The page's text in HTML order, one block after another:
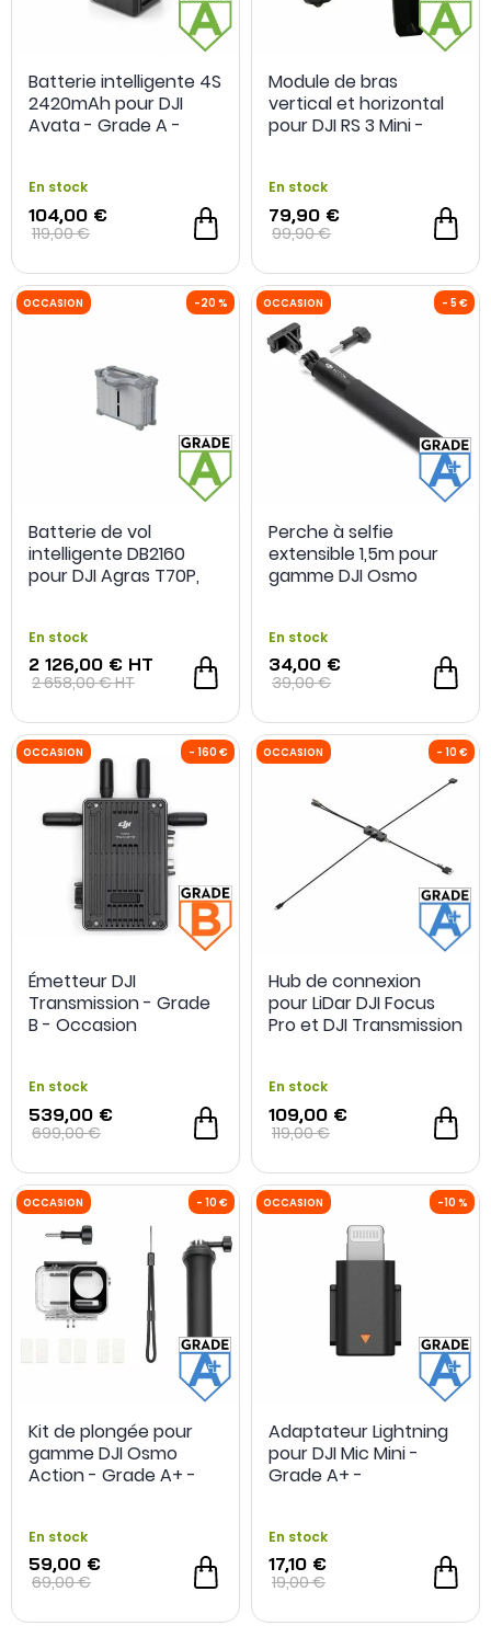
OCCASION -20 % OCCASION
OCCASION
OCCASION
Batterie intelligente 4S
2420mAh pour DJI
Avata - Grade A -
En stock
104,00 €
119,00 €
Module de bras
vertical et horizontal
pour DJI RS 3 Mini -
En stock
79,90 €
99,90 €
Batterie de vol
intelligente DB2160
pour DJI Agras T70P,
En stock
2 126,00 € HT
2 658,00 €HT
Perche à selfie
extensible 1,5m pour
gamme DJI Osmo
En stock
34,00 €
39,00 €
Émetteur DJI
Transmission - Grade
B - Occasion
En stock
539,00 €
699,00 €
Hub de connexion
pour LiDar DJI Focus
Pro et DJI Transmission
En stock
109,00 €
119,00 €
Kit de plongée pour
gamme DJI Osmo
Action - Grade A+ -
En stock
59,00 €
69,00 €
Adaptateur Lightning
pour DJI Mic Mini -
Grade A+ -
En stock
17,10 €
19,00 €